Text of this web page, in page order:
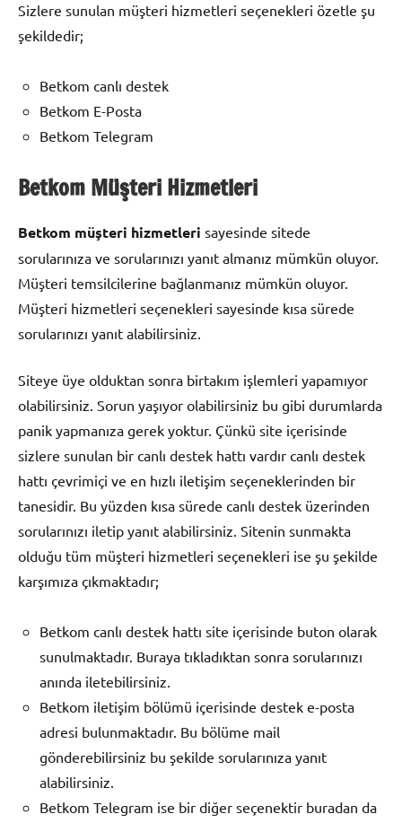
Sizlere sunulan müşteri hizmetleri seçenekleri özetle şu
şekildedir;
Betkom canlı destek
Betkom E-Posta
Betkom Telegram
Betkom Müşteri Hizmetleri
Betkom müşteri hizmetleri sayesinde sitede
sorularınıza ve sorularınızı yanıt almanız mümkün oluyor.
Müşteri temsilcilerine bağlanmanız mümkün oluyor.
Müşteri hizmetleri seçenekleri sayesinde kısa sürede
sorularınızı yanıt alabilirsiniz.
Siteye üye olduktan sonra birtakım işlemleri yapamıyor
olabilirsiniz. Sorun yaşıyor olabilirsiniz bu gibi durumlarda
panik yapmanıza gerek yoktur. Çünkü site içerisinde
sizlere sunulan bir canlı destek hattı vardır canlı destek
hattı çevrimiçi ve en hızlı iletişim seçeneklerinden bir
tanesidir. Bu yüzden kısa sürede canlı destek üzerinden
sorularınızı iletip yanıt alabilirsiniz. Sitenin sunmakta
olduğu tüm müşteri hizmetleri seçenekleri ise şu şekilde
karşımıza çıkmaktadır;
Betkom canlı destek hattı site içerisinde buton olarak
sunulmaktadır. Buraya tıkladıktan sonra sorularınızı
anında iletebilirsiniz.
Betkom iletişim bölümü içerisinde destek e-posta
adresi bulunmaktadır. Bu bölüme mail
gönderebilirsiniz bu şekilde sorularınıza yanıt
alabilirsiniz.
Betkom Telegram ise bir diğer seçenektir buradan da